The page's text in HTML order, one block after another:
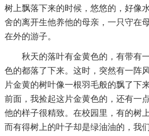
树上飘落下来的时候，悠悠的，好像
舍的离开生他养他的母亲，一只守在
在外的游子。
秋天的落叶有金黄色的，有带有
色的都落了下来。这时，突然有一阵
片金黄的树叶像一根羽毛般的飘了下
前面，我捡起这片金黄色的，还有一
他的样子很精致。在校园里，有的树
而有得树上的叶子却是绿油油的，我